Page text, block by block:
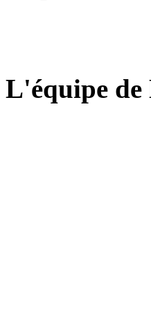
L'équipe de